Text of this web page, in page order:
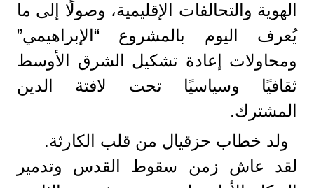
الهوية والتحالفات الإقليمية، وصولًا إلى ما
يُعرف اليوم بالمشروع “الإبراهيمي”
ومحاولات إعادة تشكيل الشرق الأوسط
ثقافيًا وسياسيًا تحت لافتة الدين
المشترك.
ولد خطاب حزقيال من قلب الكارثة.
لقد عاش زمن سقوط القدس وتدمير